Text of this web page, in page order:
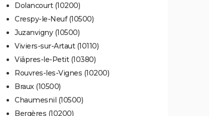
Dolancourt (10200)
Crespy-le-Neuf (10500)
Juzanvigny (10500)
Viviers-sur-Artaut (10110)
Viâpres-le-Petit (10380)
Rouvres-les-Vignes (10200)
Braux (10500)
Chaumesnil (10500)
Bergères (10200)